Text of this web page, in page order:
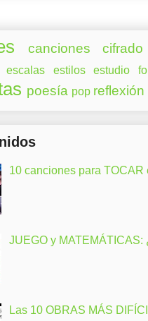
canciones cifrado
escalas estilos estudio
poesía pop reflexión
10 canciones para
JUEGO y
Las 10 OBRAS MÁS